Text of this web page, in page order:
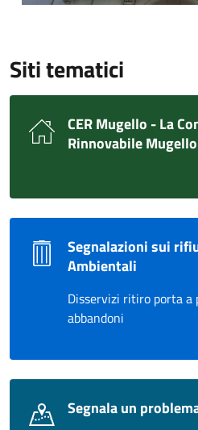
Siti tematici
CER Mugello - La
Rinnovabile Mugello
Segnalazioni sui
Ambientali
Disservizi ritiro porta a
abbandoni
Segnala un